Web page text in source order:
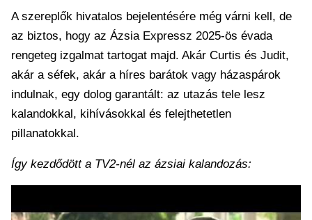
A szereplők hivatalos bejelentésére még várni kell, de
az biztos, hogy az Ázsia Expressz 2025-ös évada
rengeteg izgalmat tartogat majd. Akár Curtis és Judit,
akár a séfek, akár a híres barátok vagy házaspárok
indulnak, egy dolog garantált: az utazás tele lesz
kalandokkal, kihívásokkal és felejthetetlen
pillanatokkal.
Így kezdődött a TV2-nél az ázsiai kalandozás: